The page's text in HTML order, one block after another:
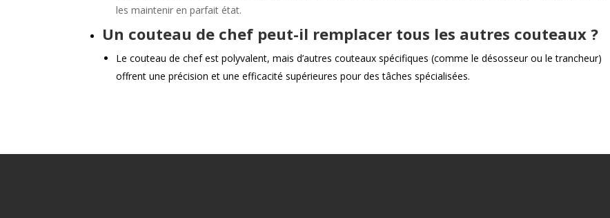
les maintenir en parfait état.
Un couteau de chef peut-il remplacer tous les autres couteaux ?
Le couteau de chef est polyvalent, mais d’autres couteaux spécifiques (comme le désosseur ou le trancheur)
offrent une précision et une efficacité supérieures pour des tâches spécialisées.